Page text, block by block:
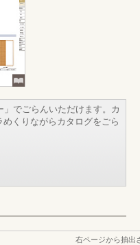
でごらんいただけます。カ
くりながらカタログをごら
右ページから抽出